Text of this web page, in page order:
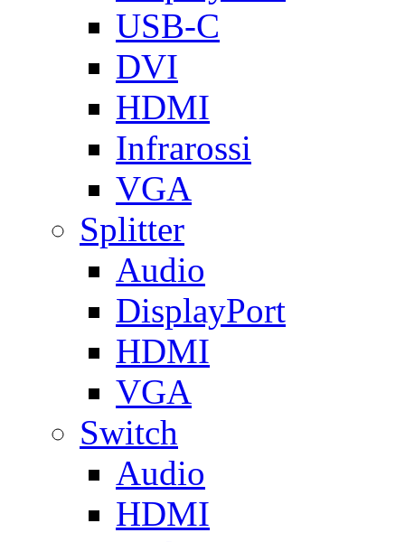
USB-C
DVI
HDMI
Infrarossi
VGA
Splitter
Audio
DisplayPort
HDMI
VGA
Switch
Audio
HDMI